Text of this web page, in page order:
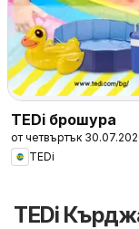
TEDi брошура
от четвъртък
TEDi
TEDi